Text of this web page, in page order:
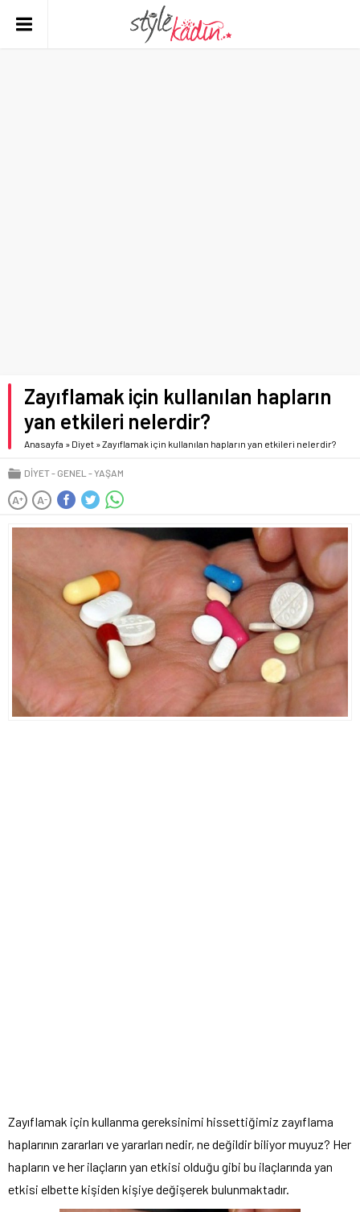
Zayıflamak için kullanılan hapların
yan etkileri nelerdir?
Anasayfa » Diyet »Zayıflamak için kullanılan hapların yan etkileri nelerdir?
DIYET GENEL YAŞAM
A+ A-
Zayıflamak için kullanma gereksinimi hissettiğimiz zayıflama
haplarının zararları ve yararları nedir, ne değildir biliyor muyuz? Her
hapların ve her ilaçların yan etkisi olduğu gibi bu ilaçlarında yan
etkisi elbette kişiden kişiye değişerek bulunmaktadır.